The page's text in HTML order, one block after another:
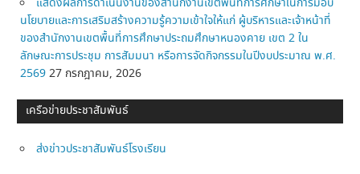
นโยบายและการเสริมสร้างความรู้ความเข้าใจให้แก่ ผู้บริหารและเจ้าหน้าที่
ของสำนักงานเขตพื้นที่การศึกษาประถมศึกษาหนองคาย เขต 2 ใน
ลักษณะการประชุม การสัมมนา หรือการจัดกิจกรรมในปีงบประมาณ พ.ศ.
2569 27 กรกฎาคม, 2026
เครือข่ายประชาสัมพันธ์
ส่งข่าวประชาสัมพันธ์โรงเรียน